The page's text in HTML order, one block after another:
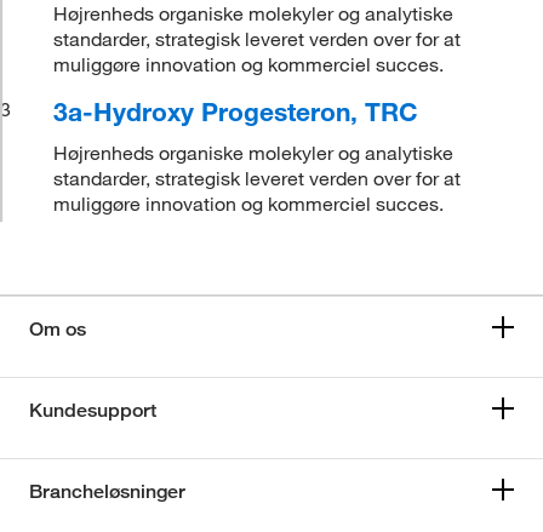
Højrenheds organiske molekyler og analytiske
standarder, strategisk leveret verden over for at
muliggøre innovation og kommerciel succes.
3
3a-Hydroxy Progesteron, TRC
Højrenheds organiske molekyler og analytiske
standarder, strategisk leveret verden over for at
muliggøre innovation og kommerciel succes.
Om os
Kundesupport
Brancheløsninger